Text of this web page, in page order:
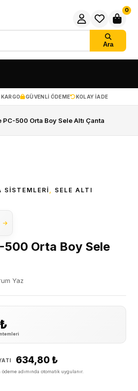
Ara
0
GÜVENLI ÖDEME KOLAY IADE
500 Orta Boy Sele Altı Çanta
SISTEMLERI
SELE ALTI
500 Orta Boy Sele
Yaz
₺
634,80 ₺
ödeme adımında otomatik uygulanır.